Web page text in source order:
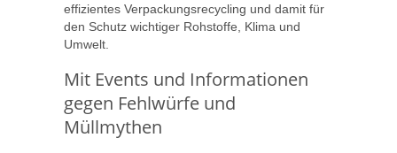
effizientes Verpackungsrecycling und damit für
den Schutz wichtiger Rohstoffe, Klima und
Umwelt.
Mit Events und Informationen
gegen Fehlwürfe und
Müllmythen